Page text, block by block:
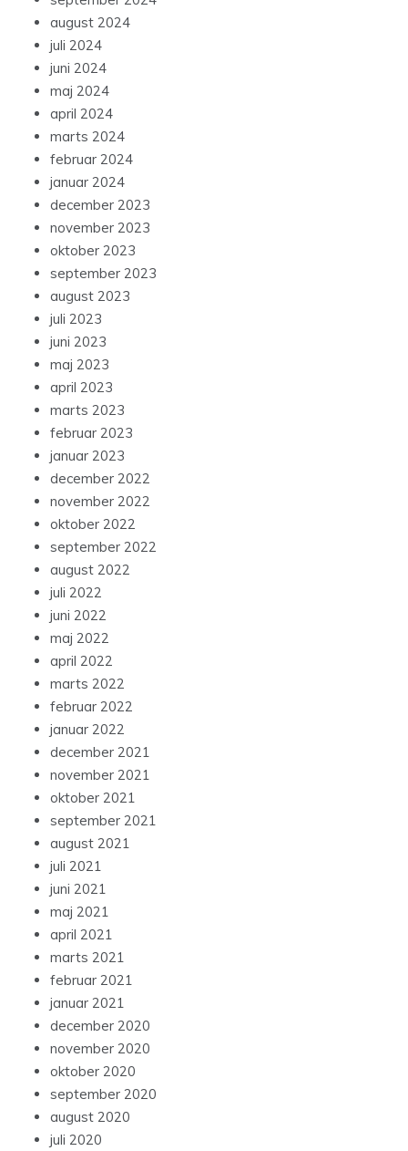
august 2024
juli 2024
juni 2024
maj 2024
april 2024
marts 2024
februar 2024
januar 2024
december 2023
november 2023
oktober 2023
september 2023
august 2023
juli 2023
juni 2023
maj 2023
april 2023
marts 2023
februar 2023
januar 2023
december 2022
november 2022
oktober 2022
september 2022
august 2022
juli 2022
juni 2022
maj 2022
april 2022
marts 2022
februar 2022
januar 2022
december 2021
november 2021
oktober 2021
september 2021
august 2021
juli 2021
juni 2021
maj 2021
april 2021
marts 2021
februar 2021
januar 2021
december 2020
november 2020
oktober 2020
september 2020
august 2020
juli 2020